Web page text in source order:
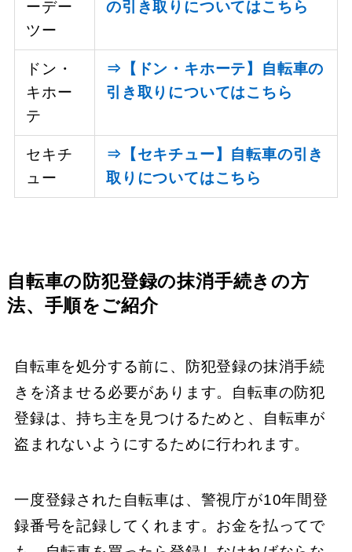
ーデー
ツー
の引き取りについてはこちら
ドン・
キホー
テ
⇒【ドン・キホーテ】自転車の
引き取りについてはこちら
セキチ
ュー
⇒【セキチュー】自転車の引き
取りについてはこちら
自転車の防犯登録の抹消手続きの方
法、手順をご紹介
自転車を処分する前に、防犯登録の抹消手続
きを済ませる必要があります。自転車の防犯
登録は、持ち主を見つけるためと、自転車が
盗まれないようにするために行われます。
一度登録された自転車は、警視庁が10年間登
録番号を記録してくれます。お金を払ってで